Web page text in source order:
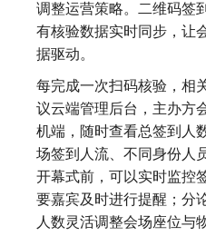
调整运营策略。二维码签
有核验数据实时同步，让
据驱动。
每完成一次扫码核验，相
议云端管理后台，主办方
机端，随时查看总签到人
场签到人流、不同身份人
开幕式前，可以实时监控
要嘉宾及时进行提醒；分
人数灵活调整会场座位与